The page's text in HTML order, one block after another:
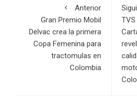
Anterior
Gran Premio Mobil
Delvac crea la primera
Copa Femenina para
tractomulas en
Colombia